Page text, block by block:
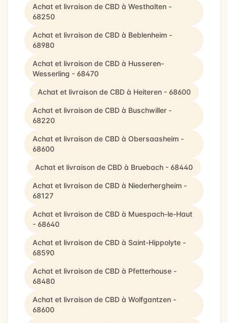
Achat et livraison de CBD à Westhalten -
68250
Achat et livraison de CBD à Beblenheim -
68980
Achat et livraison de CBD à Husseren-
Wesserling - 68470
Achat et livraison de CBD à Heiteren - 68600
Achat et livraison de CBD à Buschwiller -
68220
Achat et livraison de CBD à Obersaasheim -
68600
Achat et livraison de CBD à Bruebach - 68440
Achat et livraison de CBD à Niederhergheim -
68127
Achat et livraison de CBD à Muespach-le-Haut
- 68640
Achat et livraison de CBD à Saint-Hippolyte -
68590
Achat et livraison de CBD à Pfetterhouse -
68480
Achat et livraison de CBD à Wolfgantzen -
68600